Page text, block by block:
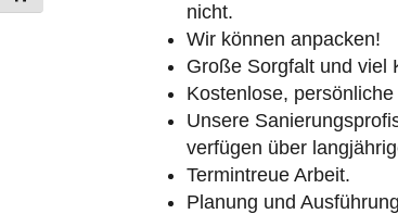
nicht.
Wir können anpacken!
Große Sorgfalt und viel
Kostenlose,
Unsere
verfügen über
Termintreue Arbeit.
Planung und